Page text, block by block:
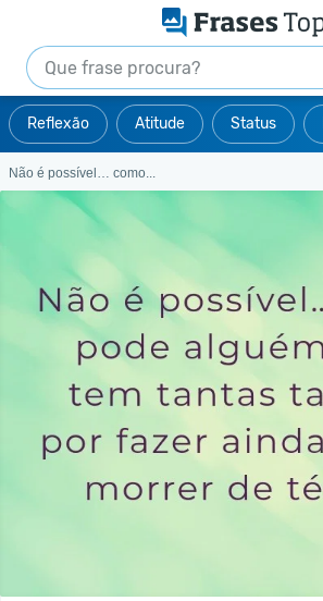
Reflexão Atitude Status
Não é possível… como...